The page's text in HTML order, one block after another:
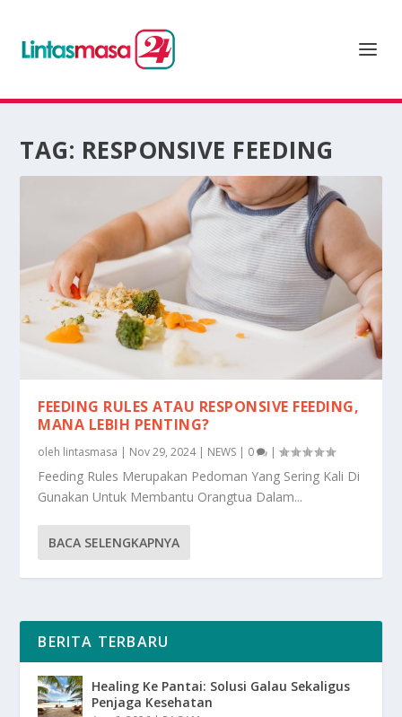
TAG: RESPONSIVE FEEDING
FEEDING RULES ATAU RESPONSIVE FEEDING,
MANA LEBIH PENTING?
oleh lintasmasa | Nov 29, 2024| NEWS | 0 |
Feeding Rules Merupakan Pedoman Yang Sering Kali Di
Gunakan Untuk Membantu Orangtua Dalam...
BACA SELENGKAPNYA
BERITA TERBARU
Healing Ke Pantai: Solusi Galau Sekaligus
Penjaga Kesehatan